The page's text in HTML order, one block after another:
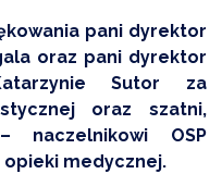
pani dyrektor
oraz pani dyrektor
Sutor za
oraz szatni,
OSP
medycznej.